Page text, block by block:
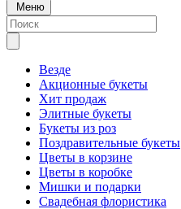
Меню
Везде
Акционные букеты
Хит продаж
Элитные букеты
Букеты из роз
Поздравительные букеты
Цветы в корзине
Цветы в коробке
Мишки и подарки
Свадебная флористика